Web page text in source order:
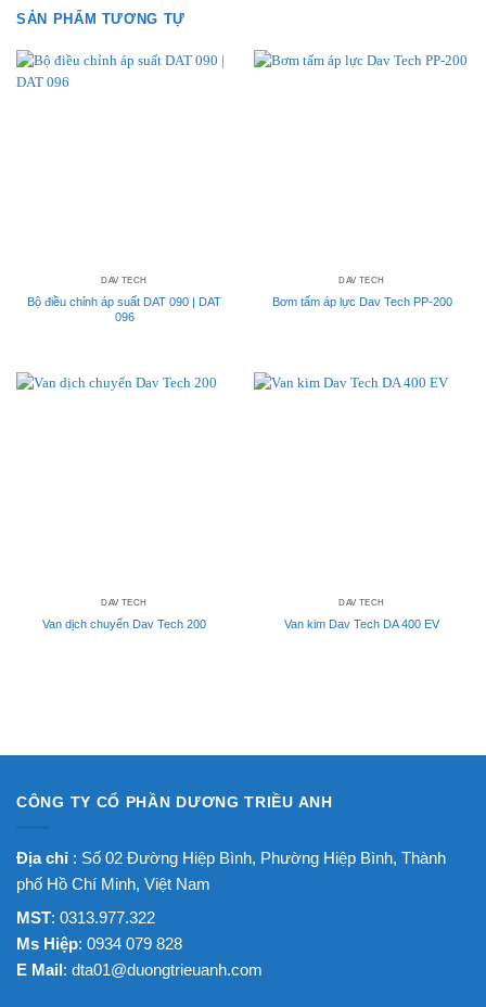
SẢN PHẨM TƯƠNG TỰ
DAV TECH
Bộ điều chỉnh áp suất DAT 090 | DAT
096
DAV TECH
Bơm tấm áp lực Dav Tech PP-200
DAV TECH
Van dịch chuyển Dav Tech 200
DAV TECH
Van kim Dav Tech DA 400 EV
CÔNG TY CỔ PHẦN DƯƠNG TRIỀU ANH
Địa chỉ : Số 02 Đường Hiệp Bình, Phường Hiệp Bình, Thành
phố Hồ Chí Minh, Việt Nam
MST: 0313.977.322
Ms Hiệp: 0934 079 828
E Mail: dta01@duongtrieuanh.com